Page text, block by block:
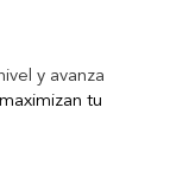
y avanza
tu